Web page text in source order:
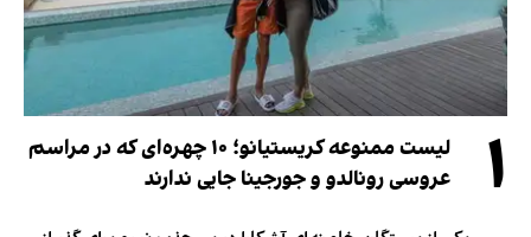
۱
لیست ممنوعه کریستیانو؛ ۱۰ چهره‌ای که در مراسم
عروسی رونالدو و جورجینا جایی ندارند